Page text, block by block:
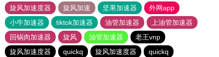
旋风加速度器
旋风加速 坚果加速器
外网app
小牛加速器
tiktok加速器 油管加速器
上油管加速器
回锅肉加速器
旋风 油管加速器
老王vnp
旋风加速度器
quickq 旋风加速度器
quickq